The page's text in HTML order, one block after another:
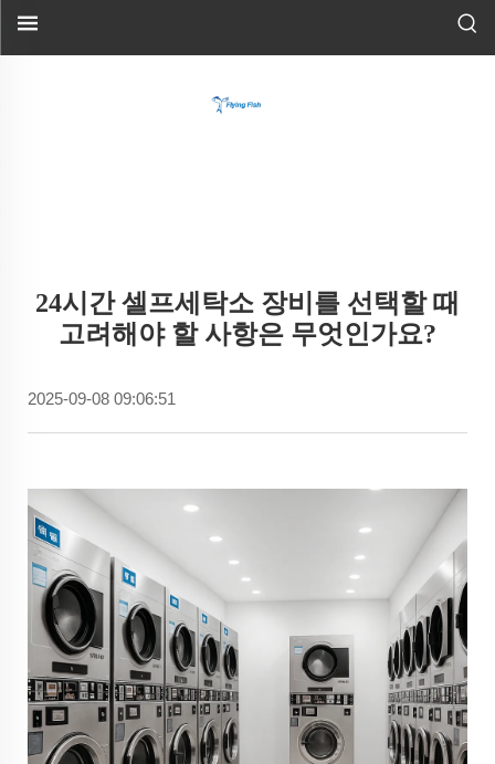
24시간 셀프세탁소 장비를 선택할 때
고려해야 할 사항은 무엇인가요?
2025-09-08 09:06:51